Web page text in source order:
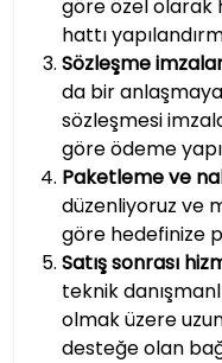
göre özel olarak
hattı
Sözleşme
da bir
sözleşmesi
göre ödeme
Paketleme ve
düzenliyoruz ve
göre hedefinize
Satış sonrası
teknik
olmak üzere
desteğe olan